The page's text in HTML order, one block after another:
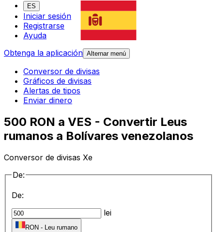
ES
Iniciar sesión
Registrarse
Ayuda
Obtenga la aplicación Alternar menú
Conversor de divisas
Gráficos de divisas
Alertas de tipos
Enviar dinero
500 RON a VES - Convertir Leus
rumanos a Bolívares venezolanos
Conversor de divisas Xe
De:
De:
lei
RON - Leu rumano